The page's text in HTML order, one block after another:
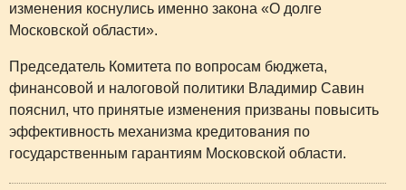
изменения коснулись именно закона «О долге
Московской области».
Председатель Комитета по вопросам бюджета,
финансовой и налоговой политики Владимир Савин
пояснил, что принятые изменения призваны повысить
эффективность механизма кредитования по
государственным гарантиям Московской области.